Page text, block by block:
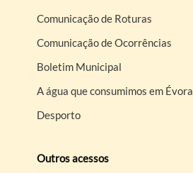
Comunicação de Roturas
Comunicação de Ocorrências
Boletim Municipal
A água que consumimos em Évora
Desporto
Outros acessos